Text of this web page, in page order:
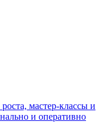
мастер-классы и
и оперативно